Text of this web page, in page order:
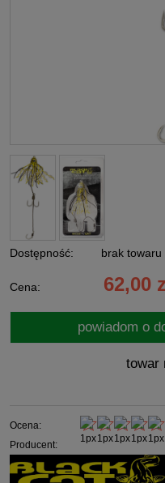
Dostępność: brak towaru
Cena: 62,00
powiadom o
towar
Ocena:
Producent: